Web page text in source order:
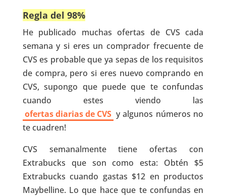
Regla del 98%
He publicado muchas ofertas de CVS cada
semana y si eres un comprador frecuente de
CVS es probable que ya sepas de los requisitos
de compra, pero si eres nuevo comprando en
CVS, supongo que puede que te confundas
cuando estes viendo las
ofertas diarias de CVS y algunos números no
te cuadren!
CVS semanalmente tiene ofertas con
Extrabucks que son como esta: Obtén $5
Extrabucks cuando gastas $12 en productos
Maybelline. Lo que hace que te confundas en